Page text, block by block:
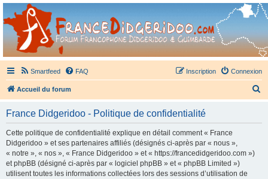
France Didgeridoo
Didgeridoo et Guimbarde sur France Didgeridoo - retrouvez la communauté.
Smartfeed FAQ Connexion
Inscription
Accueil du forum
France Didgeridoo - Politique de confidentialité
Cette politique de confidentialité explique en détail comment « France
Didgeridoo » et ses partenaires affiliés (désignés ci-après par « nous »,
« notre », « nos », « France Didgeridoo » et « https://francedidgeridoo.com »)
et phpBB (désigné ci-après par « logiciel phpBB » et « phpBB Limited »)
utilisent toutes les informations collectées lors des sessions d’utilisation de